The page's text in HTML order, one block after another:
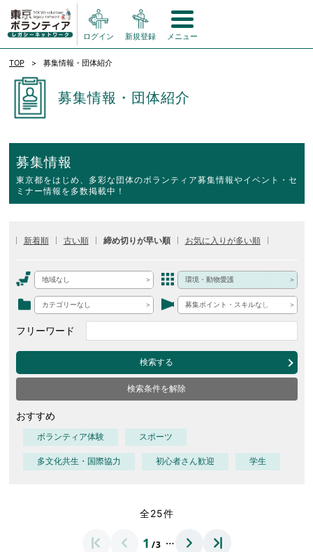
ログイン 新規登録 メニュー
TOP 募集情報・団体紹介
募集情報・団体紹介
募集情報
東京都をはじめ、多彩な団体のボランティア募集情報やイベント・セ
ミナー情報を多数掲載中！
新着順 古い順 締め切りが早い順 お気に入りが多い順
地域なし 環境・動物愛護
カテゴリーなし 募集ポイント・スキルなし
フリーワード
検索する
検索条件を解除
おすすめ
ボランティア体験 スポーツ
多文化共生・国際協力 初心者さん歓迎 学生
全25件
1 /3 …